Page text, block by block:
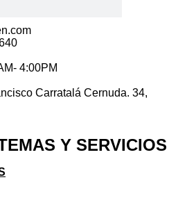
4:00PM
Carratalá Cernuda. 34,
Y SERVICIOS